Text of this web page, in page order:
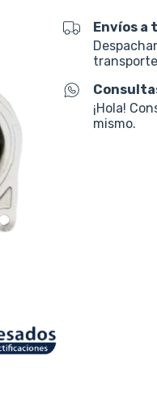
Envíos a
¡Hola!
mismo.